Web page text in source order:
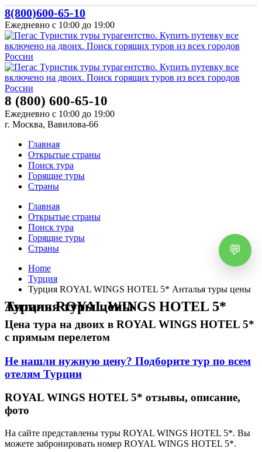
8(800)600-65-10
Ежедневно с 10:00 до 19:00
8 (800) 600-65-10
Ежедневно с 10:00 до 19:00
г. Москва, Вавилова-66
Главная
Открытые страны
Поиск тура
Горящие туры
Страны
Главная
Открытые страны
Поиск тура
Горящие туры
Страны
Home
Турция
Турция ROYAL WINGS HOTEL 5* Анталья туры цены
Турция ROYAL WINGS HOTEL 5* Анталья туры цены
Цена тура на двоих в ROYAL WINGS HOTEL 5*
с прямым перелетом
Не нашли нужную цену? Подборите тур по всем
отелям Турции
ROYAL WINGS HOTEL 5* отзывы, описание,
фото
На сайте представлены туры ROYAL WINGS HOTEL 5*. Вы
можете забронировать номер ROYAL WINGS HOTEL 5*.